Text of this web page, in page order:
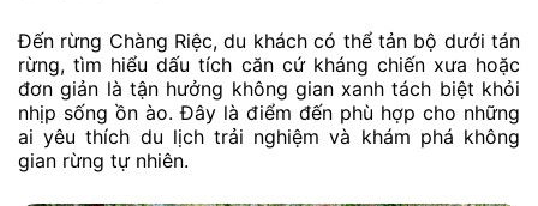
Đến rừng Chàng Riệc, du khách có thể tản bộ dưới tán
rừng, tìm hiểu dấu tích căn cứ kháng chiến xưa hoặc
đơn giản là tận hưởng không gian xanh tách biệt khỏi
nhịp sống ồn ào. Đây là điểm đến phù hợp cho những
ai yêu thích du lịch trải nghiệm và khám phá không
gian rừng tự nhiên.